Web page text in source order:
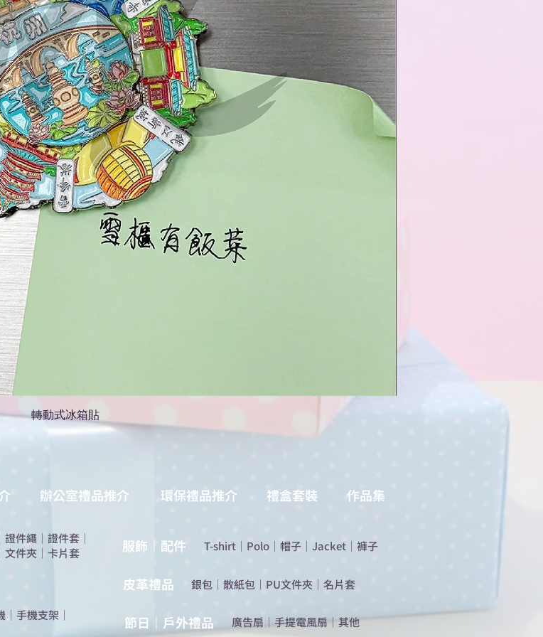
轉動式冰箱貼
辦公室禮品推介 環保禮品推介 禮盒套裝 作品集
證件繩 ｜ 證件套 ｜
文件夾 ｜ 卡片套
｜ 手機支架 ｜
服飾｜配件 T-shirt ｜ Polo ｜ 帽子 ｜ Jacket ｜ 褲子
​皮革禮品 ​銀包 ｜ 散紙包 ｜ PU文件夾 ｜ 名片套
節日｜戶外禮品 ​廣告扇 ｜手提電風扇 ｜ 其他